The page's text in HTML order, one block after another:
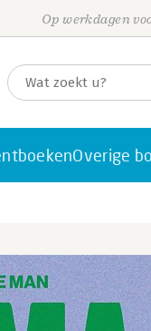
Op werkdagen
Overige